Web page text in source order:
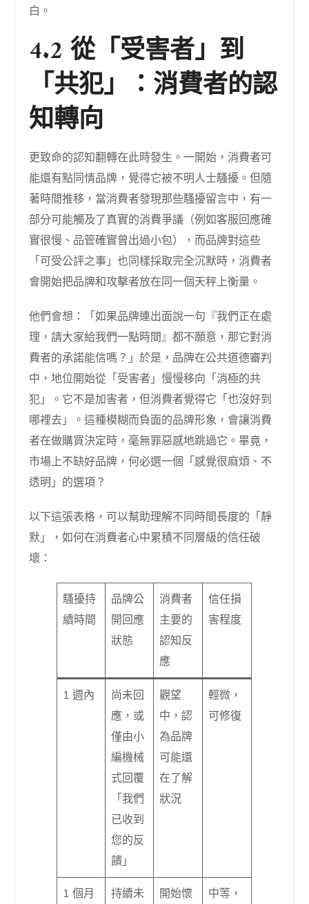
白。
4.2 從「受害者」到
「共犯」：消費者的認
知轉向
更致命的認知翻轉在此時發生。一開始，消費者可
能還有點同情品牌，覺得它被不明人士騷擾。但隨
著時間推移，當消費者發現那些騷擾留言中，有一
部分可能觸及了真實的消費爭議（例如客服回應確
實很慢、品管確實曾出過小包），而品牌對這些
「可受公評之事」也同樣採取完全沉默時，消費者
會開始把品牌和攻擊者放在同一個天秤上衡量。
他們會想：「如果品牌連出面說一句『我們正在處
理，請大家給我們一點時間』都不願意，那它對消
費者的承諾能信嗎？」於是，品牌在公共道德審判
中，地位開始從「受害者」慢慢移向「消極的共
犯」。它不是加害者，但消費者覺得它「也沒好到
哪裡去」。這種模糊而負面的品牌形象，會讓消費
者在做購買決定時，毫無罪惡感地跳過它。畢竟，
市場上不缺好品牌，何必選一個「感覺很麻煩、不
透明」的選項？
以下這張表格，可以幫助理解不同時間長度的「靜
默」，如何在消費者心中累積不同層級的信任破
壞：
騷擾持
續時間
品牌公
開回應
狀態
消費者
主要的
認知反
應
信任損
害程度
1 週內
尚未回
應，或
僅由小
編機械
式回覆
「我們
已收到
您的反
饋」
觀望
中，認
為品牌
可能還
在了解
狀況
輕微，
可修復
1 個月
持續未
開始懷
中等，